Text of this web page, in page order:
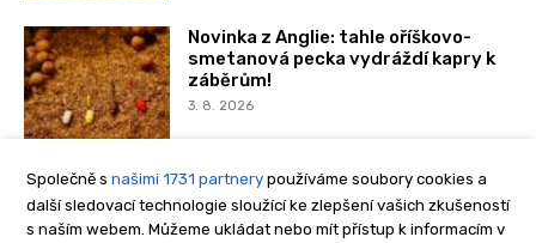
Novinka z Anglie: tahle oříškovo-
smetanová pecka vydráždí kapry k
záběrům!
3. 8. 2026
AKČNÍ NABÍDKY
Společně s našimi 1731 partnery používáme soubory cookies a
další sledovací technologie sloužící ke zlepšení vašich zkušeností
s naším webem. Můžeme ukládat nebo mít přístup k informacím v